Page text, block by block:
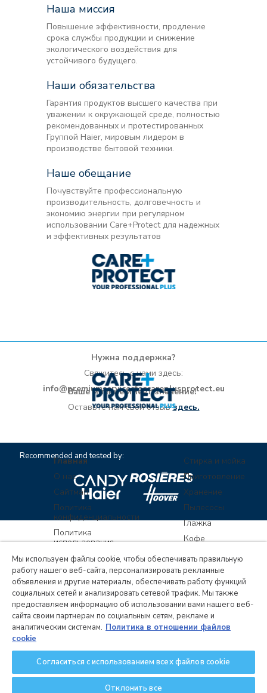
Наша миссия
Повышение эффективности, продление
срока службы продукции и снижение
экологического воздействия для
устойчивого будущего.
Наши обязательства
Гарантия продуктов высшего качества при
уважении к окружающей среде, полностью
рекомендованных и протестированных
Группой Haier, мировым лидером в
производстве бытовой техники.
Наше обещание
Почувствуйте профессиональную
производительность, долговечность и
экономию энергии при регулярном
использовании Care+Protect для надежных
и эффективных результатов
Нужна поддержка?
Свяжитесь с нами здесь:
info@premiumservicesforcareplusprotect.eu
Главная
О нас
Сайтмап
Политика
конфиденциальности
Политика
использования
Стирка и мойка
Приготовление
Хранение
Пылесосы
Глажка
Кофе
Ваше мнение имеет значение!
Оставьте нам свой отзывздесь.
Recommended and tested by:
Candy Hoover Group S.r.l., группа компаний с
единственным акционером, осуществляющая
руководство и координацию деятельности компании
Candy S.p.A., юридический адрес: Виа Комолли, 16 –
20861 Бругерио (провинция Монца и Брианца) - Италия
(Via Comolli, 16 - 20861 Brugherio (MB) – Italy),
корпоративный капитал в размере € 30.000.000,00
оплачен полностью, идентификационный номер
налогоплательщика в Италии и регистрационный номер
Мы используем файлы cookie, чтобы обеспечивать правильную
работу нашего веб-сайта, персонализировать рекламные
объявления и другие материалы, обеспечивать работу функций
социальных сетей и анализировать сетевой трафик. Мы также
предоставляем информацию об использовании вами нашего веб-
сайта своим партнерам по социальным сетям, рекламе и
аналитическим системам. Политика в отношении файлов
cookie
Согласиться с использованием всех файлов cookie
Отклонить все